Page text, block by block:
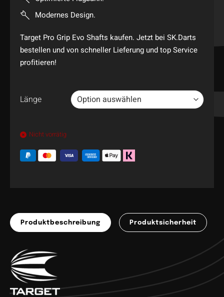
Modernes Design.
Target Pro Grip Evo Shafts kaufen. Jetzt bei SK.Darts
bestellen und von schneller Lieferung und top Service
profitieren!
Länge
Nicht vorrätig
Produktbeschreibung Produktsicherheit